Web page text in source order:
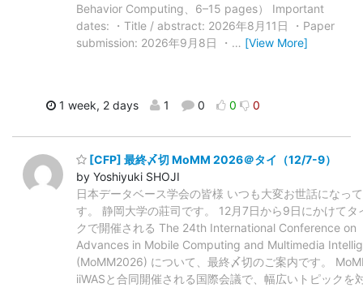
Behavior Computing、6–15 pages） Important
dates: ・Title / abstract: 2026年8月11日 ・Paper
submission: 2026年9月8日 ・ … [View More]
1 week, 2 days 1 0 0 0
[CFP] 最終〆切 MoMM 2026＠タイ（12/7-9）
by Yoshiyuki SHOJI
日本データベース学会の皆様 いつも大変お世話になっ
す。 静岡大学の莊司です。 12月7日から9日にかけてタ
クで開催される The 24th International Conference on
Advances in Mobile Computing and Multimedia
(MoMM2026) について、最終〆切のご案内です。
iiWASと合同開催される国際会議で、幅広いトピックを